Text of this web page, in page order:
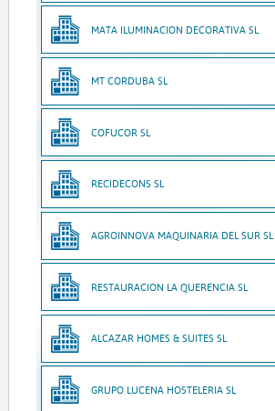
MATA ILUMINACION DECORATIVA SL
MT CORDUBA SL
COFUCOR SL
RECIDECONS SL
AGROINNOVA MAQUINARIA DEL SUR SL
RESTAURACION LA QUERENCIA SL
ALCAZAR HOMES & SUITES SL
GRUPO LUCENA HOSTELERIA SL